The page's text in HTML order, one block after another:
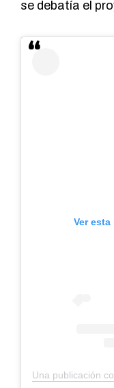
se debatía el
Ver